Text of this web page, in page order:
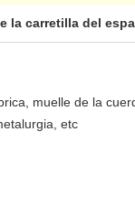
la carretilla del
muelle de la
etc